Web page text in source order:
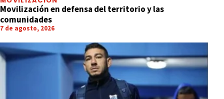
Movilización en defensa del territorio y las
comunidades
7 de agosto, 2026